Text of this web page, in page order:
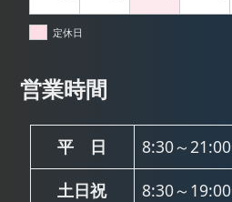
定休日
営業時間
平 日
8:30～21:00
土日祝
8:30～19:00